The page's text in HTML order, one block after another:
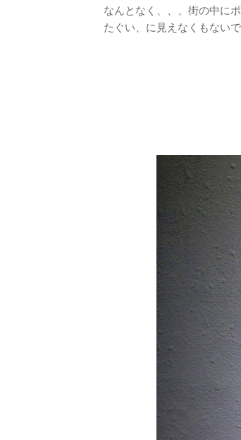
なんとなく、、、街の中に
たぐい、に見えなくもないで